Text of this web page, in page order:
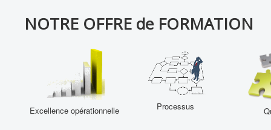
VOUS ACCOMPAGNER
Offre de formation
NOTRE OFFRE de FORMATION
Excellence opérationnelle Processus